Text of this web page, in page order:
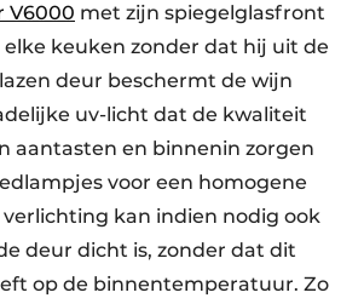
V6000 met zijn spiegelglasfront
keuken zonder dat hij uit de
deur beschermt de wijn
uv-licht dat de kwaliteit
aantasten en binnenin zorgen
voor een homogene
kan indien nodig ook
deur dicht is, zonder dat dit
op de binnentemperatuur. Zo